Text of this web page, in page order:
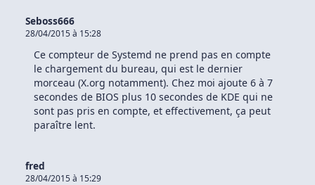
Seboss666
28/04/2015 à 15:28
Ce compteur de Systemd ne prend pas en compte
le chargement du bureau, qui est le dernier
morceau (X.org notamment). Chez moi ajoute 6 à 7
secondes de BIOS plus 10 secondes de KDE qui ne
sont pas pris en compte, et effectivement, ça peut
paraître lent.
fred
28/04/2015 à 15:29